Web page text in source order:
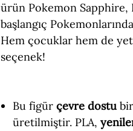
ürün Pokemon Sapphire,
başlangıç
Hem çocuklar hem de
seçenek!
Bu figür çevre dostu
üretilmiştir. PLA,